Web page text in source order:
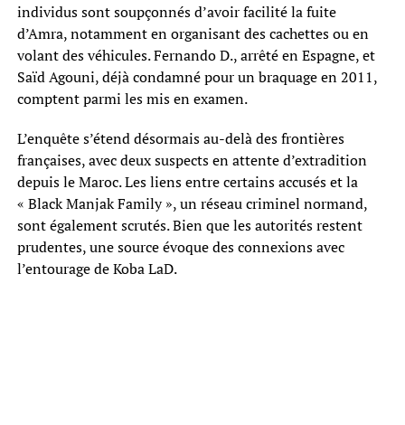
individus sont soupçonnés d’avoir facilité la fuite
d’Amra, notamment en organisant des cachettes ou en
volant des véhicules. Fernando D., arrêté en Espagne, et
Saïd Agouni, déjà condamné pour un braquage en 2011,
comptent parmi les mis en examen.
L’enquête s’étend désormais au-delà des frontières
françaises, avec deux suspects en attente d’extradition
depuis le Maroc. Les liens entre certains accusés et la
« Black Manjak Family », un réseau criminel normand,
sont également scrutés. Bien que les autorités restent
prudentes, une source évoque des connexions avec
l’entourage de Koba LaD.